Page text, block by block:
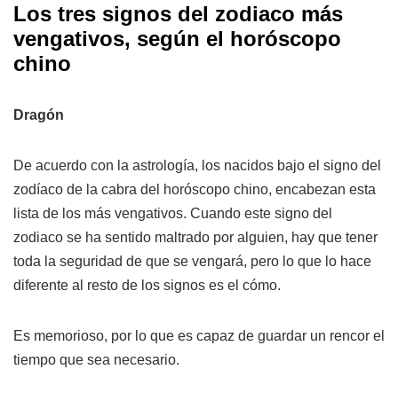
Los tres signos del zodiaco más
vengativos, según el horóscopo
chino
Dragón
De acuerdo con la astrología, los nacidos bajo el signo del
zodíaco de la cabra del horóscopo chino, encabezan esta
lista de los más vengativos. Cuando este signo del
zodiaco se ha sentido maltrado por alguien, hay que tener
toda la seguridad de que se vengará, pero lo que lo hace
diferente al resto de los signos es el cómo.
Es memorioso, por lo que es capaz de guardar un rencor el
tiempo que sea necesario.